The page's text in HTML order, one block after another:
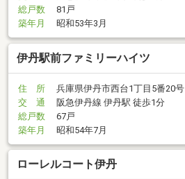
総戸数
81戸
築年月
昭和53年3月
伊丹駅前ファミリーハイツ
住 所
兵庫県伊丹市西台1丁目5番20号
交 通
阪急伊丹線 伊丹駅 徒歩1分
総戸数
67戸
築年月
昭和54年7月
ローレルコート伊丹